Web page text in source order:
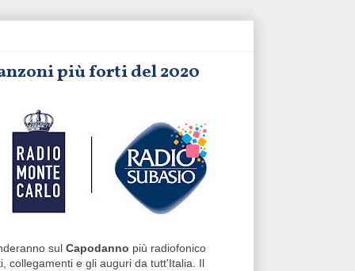
più forti del 2020
sul Capodanno più radiofonico
collegamenti e gli auguri da tutt'Italia. Il